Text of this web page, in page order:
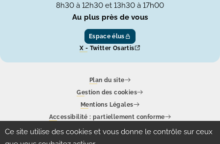
Ce site utilise des cookies et vous donne le contrôle sur ceux
8h30 à 12h30 et 13h30 à 17h00
Au plus près de vous
Espace élus
X - Twitter Osartis
Plan du site
Gestion des cookies
Mentions Légales
Accessibilité : partiellement conforme